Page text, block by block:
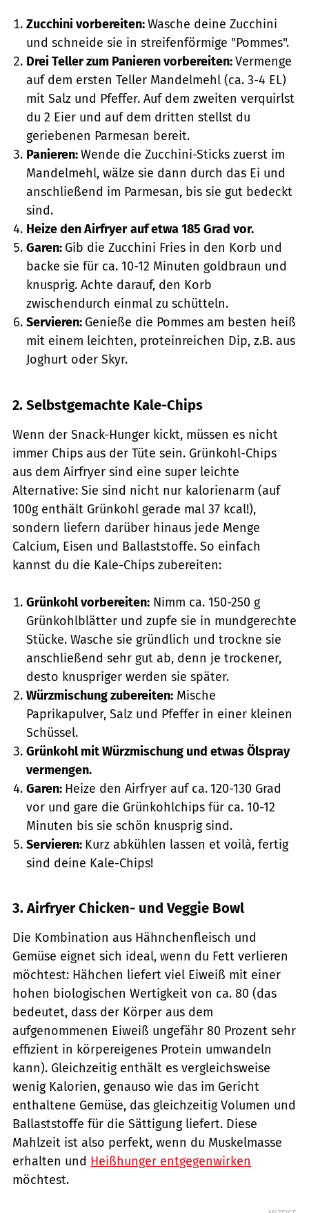
Zucchini vorbereiten:Wasche deine Zucchini
und schneide sie in streifenförmige "Pommes".
Drei Teller zum Panieren vorbereiten:Vermenge
auf dem ersten Teller Mandelmehl (ca. 3-4 EL)
mit Salz und Pfeffer. Auf dem zweiten verquirlst
du 2 Eier und auf dem dritten stellst du
geriebenen Parmesan bereit.
Panieren:Wende die Zucchini-Sticks zuerst im
Mandelmehl, wälze sie dann durch das Ei und
anschließend im Parmesan, bis sie gut bedeckt
sind.
Heize den Airfryer auf etwa 185 Grad vor.
Garen: Gib die Zucchini Fries in den Korb und
backe sie für ca. 10-12 Minuten goldbraun und
knusprig. Achte darauf, den Korb
zwischendurch einmal zu schütteln.
Servieren: Genieße die Pommes am besten heiß
mit einem leichten, proteinreichen Dip, z.B. aus
Joghurt oder Skyr.
2. Selbstgemachte Kale-Chips
Wenn der Snack-Hunger kickt, müssen es nicht
immer Chips aus der Tüte sein. Grünkohl-Chips
aus dem Airfryer sind eine super leichte
Alternative: Sie sind nicht nur kalorienarm (auf
100g enthält Grünkohl gerade mal 37 kcal!),
sondern liefern darüber hinaus jede Menge
Calcium, Eisen und Ballaststoffe. So einfach
kannst du die Kale-Chips zubereiten:
Grünkohl vorbereiten: Nimm ca. 150-250 g
Grünkohlblätter und zupfe sie in mundgerechte
Stücke. Wasche sie gründlich und trockne sie
anschließend sehr gut ab, denn je trockener,
desto knuspriger werden sie später.
Würzmischung zubereiten: Mische
Paprikapulver, Salz und Pfeffer in einer kleinen
Schüssel.
Grünkohl mit Würzmischung und etwas Ölspray
vermengen.
Garen: Heize den Airfryer auf ca.120-130 Grad
vor und gare die Grünkohlchips für ca. 10-12
Minuten bis sie schön knusprig sind.
Servieren: Kurz abkühlen lassen et voilà, fertig
sind deine Kale-Chips!
3. Airfryer Chicken- und Veggie Bowl
Die Kombination aus Hähnchenfleisch und
Gemüse eignet sich ideal, wenn du Fett verlieren
möchtest: Hähchen liefert viel Eiweiß mit einer
hohen biologischen Wertigkeit von ca. 80 (das
bedeutet, dass der Körper aus dem
aufgenommenen Eiweiß ungefähr 80 Prozent sehr
effizient in körpereigenes Protein umwandeln
kann). Gleichzeitig enthält es vergleichsweise
wenig Kalorien, genauso wie das im Gericht
enthaltene Gemüse, das gleichzeitig Volumen und
Ballaststoffe für die Sättigung liefert. Diese
Mahlzeit ist also perfekt, wenn du Muskelmasse
erhalten und Heißhunger entgegenwirken
möchtest.